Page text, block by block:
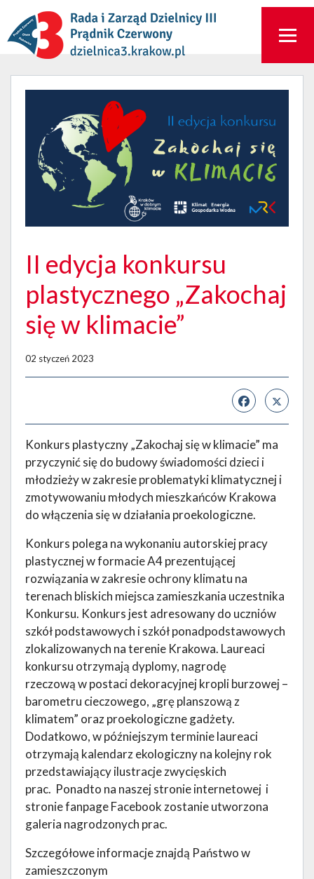
II edycja konkursu
plastycznego „Zakochaj
się w klimacie”
02 styczeń 2023
Konkurs plastyczny „Zakochaj się w klimacie” ma
przyczynić się do budowy świadomości dzieci i
młodzieży w zakresie problematyki klimatycznej i
zmotywowaniu młodych mieszkańców Krakowa
do włączenia się w działania proekologiczne.
Konkurs polega na wykonaniu autorskiej pracy
plastycznej w formacie A4 prezentującej
rozwiązania w zakresie ochrony klimatu na
terenach bliskich miejsca zamieszkania uczestnika
Konkursu. Konkurs jest adresowany do uczniów
szkół podstawowych i szkół ponadpodstawowych
zlokalizowanych na terenie Krakowa. Laureaci
konkursu otrzymają dyplomy, nagrodę
rzeczową w postaci dekoracyjnej kropli burzowej –
barometru cieczowego, „grę planszową z
klimatem” oraz proekologiczne gadżety.
Dodatkowo, w późniejszym terminie laureaci
otrzymają kalendarz ekologiczny na kolejny rok
przedstawiający ilustracje zwycięskich
prac. Ponadto na naszej stronie internetowej i
stronie fanpage Facebook zostanie utworzona
galeria nagrodzonych prac.
Szczegółowe informacje znajdą Państwo w
zamieszczonym